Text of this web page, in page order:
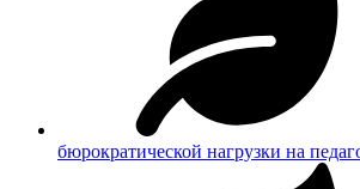
бюрократической нагрузки на